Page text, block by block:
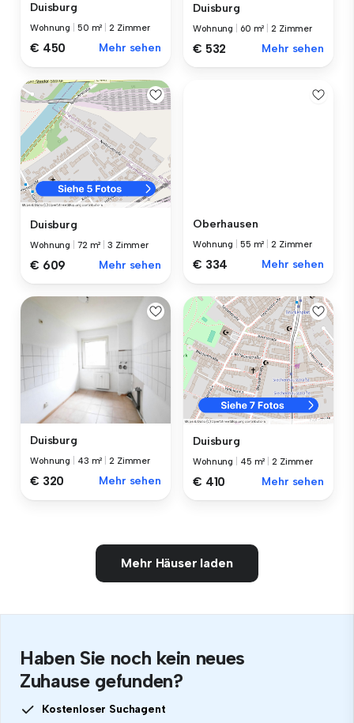
Duisburg
Wohnung 50 m² |2 Zimmer
€ 450 Mehr sehen
Duisburg
Wohnung 60 m² |2 Zimmer
€ 532 Mehr sehen
Duisburg
Wohnung 72 m² |3 Zimmer
€ 609 Mehr sehen
Oberhausen
Wohnung 55 m² |2 Zimmer
€ 334 Mehr sehen
Duisburg
Wohnung 43 m² |2 Zimmer
€ 320 Mehr sehen
Duisburg
Wohnung 45 m² |2 Zimmer
€ 410 Mehr sehen
Mehr Häuser laden
Haben Sie noch kein neues
Zuhause gefunden?
Kostenloser Suchagent